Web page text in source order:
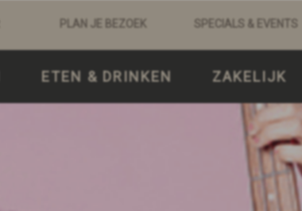
SPECIALS & EVENTS
PLAN JE BEZOEK
ETEN & DRINKEN ZAKELIJK